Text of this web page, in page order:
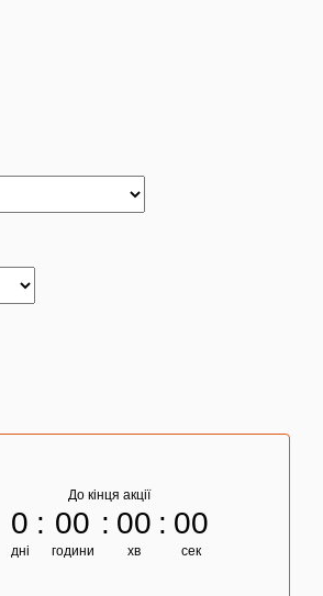
До кінця акції
0
дні
00
години
00
хв
00
сек